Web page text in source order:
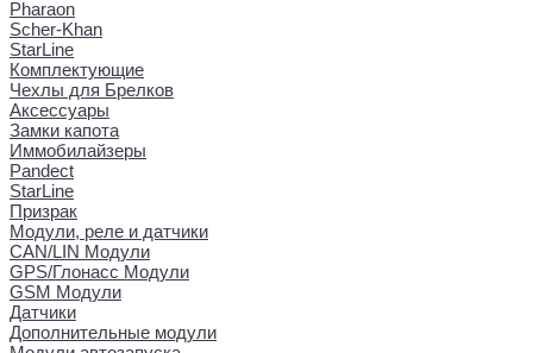
Pharaon
Scher-Khan
StarLine
Комплектующие
Чехлы для Брелков
Аксессуары
Замки капота
Иммобилайзеры
Pandect
StarLine
Призрак
Модули, реле и датчики
CAN/LIN Модули
GPS/Глонасс Модули
GSM Модули
Датчики
Дополнительные модули